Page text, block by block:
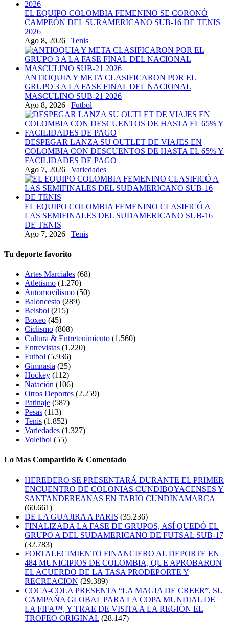
EL EQUIPO COLOMBIA FEMENINO SE CORONÓ
CAMPEÓN DEL SURAMERICANO SUB-16 DE TENIS
2026
Ago 8, 2026 | Tenis
ANTIOQUIA Y META CLASIFICARON POR EL
GRUPO 3 A LA FASE FINAL DEL NACIONAL
MASCULINO SUB-21 2026
Ago 8, 2026 | Futbol
DESPEGAR LANZA SU OUTLET DE VIAJES EN
COLOMBIA CON DESCUENTOS DE HASTA EL 65% Y
FACILIDADES DE PAGO
Ago 7, 2026 | Variedades
EL EQUIPO COLOMBIA FEMENINO CLASIFICÓ A
LAS SEMIFINALES DEL SUDAMERICANO SUB-16
DE TENIS
Ago 7, 2026 | Tenis
Tu deporte favorito
Artes Marciales (68)
Atletismo (1.270)
Automovilismo (50)
Baloncesto (289)
Beisbol (215)
Boxeo (45)
Ciclismo (808)
Cultura & Entretenimiento (1.560)
Entrevistas (1.220)
Futbol (5.936)
Gimnasia (25)
Hockey (112)
Natación (106)
Otros Deportes (2.259)
Patinaje (587)
Pesas (113)
Tenis (1.852)
Variedades (1.327)
Voleibol (55)
Lo Mas Compartido & Comentado
HEREDERO SE PRESENTARÁ DURANTE EL PRIMER
ENCUENTRO DE COLONIAS CUNDIBOYACENSES Y
SANTANDEREANAS EN TABIO CUNDINAMARCA
(60.661)
DE LA GUAJIRA A PARIS (35.236)
FINALIZADA LA FASE DE GRUPOS, ASÍ QUEDÓ EL
GRUPO A DEL SUDAMERICANO DE FUTSAL SUB-17
(32.783)
FORTALECIMIENTO FINANCIERO AL DEPORTE EN
484 MUNICIPIOS DE COLOMBIA, QUE APROBARON
EL ACUERDO DE LA TASA PRODEPORTE Y
RECREACION (29.389)
COCA-COLA PRESENTA “LA MAGIA DE CREER”, SU
CAMPAÑA GLOBAL PARA LA COPA MUNDIAL DE
LA FIFA™, Y TRAE DE VISITA A LA REGIÓN EL
TROFEO ORIGINAL (28.147)